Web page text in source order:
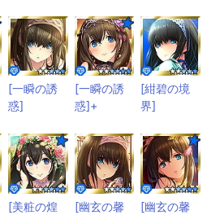
[一瞬の誘
惑]
[一瞬の誘
惑]+
[紺碧の境
界]
[美粧の煌
[幽玄の馨
[幽玄の馨